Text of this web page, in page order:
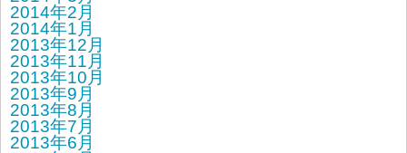
2014年2月
2014年1月
2013年12月
2013年11月
2013年10月
2013年9月
2013年8月
2013年7月
2013年6月